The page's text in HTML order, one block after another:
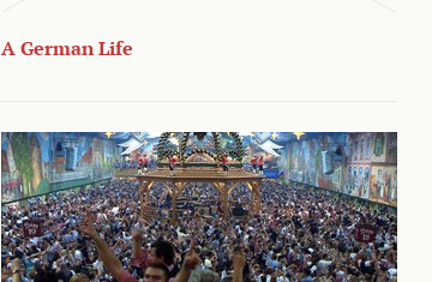
A German Life